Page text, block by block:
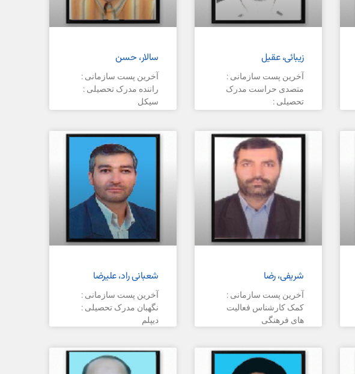
زیبائی، عقیل
آخرین پست سازمانی :
متصدی حراست مدرک
تحصیلی :
سالار، حسن
آخرین پست سازمانی :
راننده مدرک تحصیلی :
سیکل
شریفی، رضا
آخرین پست سازمانی :
کمک کارشناس فعالیت
های فرهنگی
شعبانی راد، علیرضا
آخرین پست سازمانی :
نگهبان مدرک تحصیلی :
دیپلم